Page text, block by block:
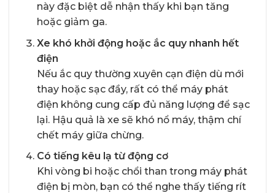
này đặc biệt dễ nhận thấy khi bạn tăng
hoặc giảm ga.
Xe khó khởi động hoặc ắc quy nhanh hết
điện
Nếu ắc quy thường xuyên cạn điện dù mới
thay hoặc sạc đầy, rất có thể máy phát
điện không cung cấp đủ năng lượng để sạc
lại. Hậu quả là xe sẽ khó nổ máy, thậm chí
chết máy giữa chừng.
Có tiếng kêu lạ từ động cơ
Khi vòng bi hoặc chổi than trong máy phát
điện bị mòn, bạn có thể nghe thấy tiếng rít